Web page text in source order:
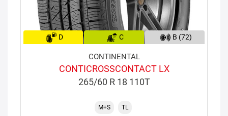
D C B (72)
CONTINENTAL
CONTICROSSCONTACT LX
265/60 R 18 110T
M+S TL